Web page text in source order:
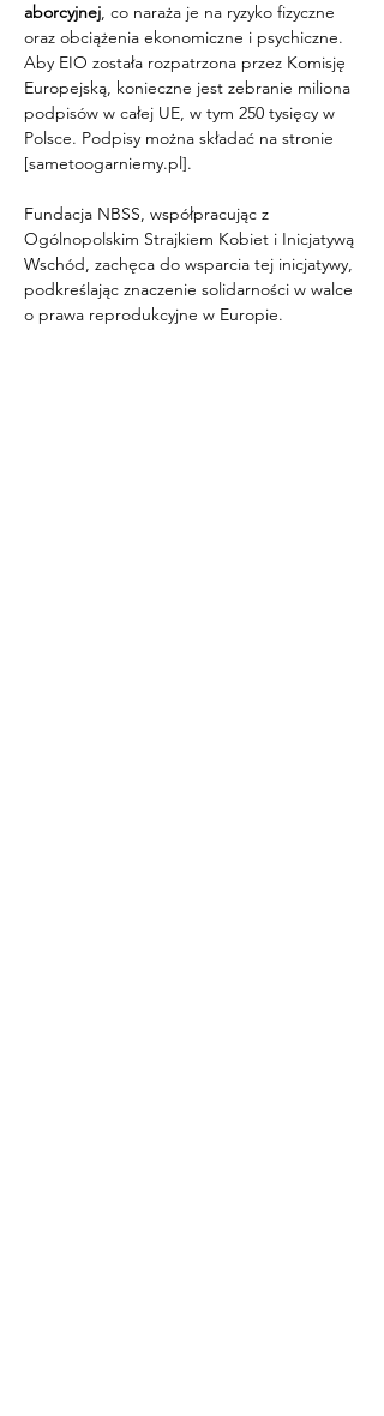
aborcyjnej, co naraża je na ryzyko fizyczne
oraz obciążenia ekonomiczne i psychiczne.
Aby EIO została rozpatrzona przez Komisję
Europejską, konieczne jest zebranie miliona
podpisów w całej UE, w tym 250 tysięcy w
Polsce. Podpisy można składać na stronie
[sametoogarniemy.pl].
Fundacja NBSS, współpracując z
Ogólnopolskim Strajkiem Kobiet i Inicjatywą
Wschód, zachęca do wsparcia tej inicjatywy,
podkreślając znaczenie solidarności w walce
o prawa reprodukcyjne w Europie.